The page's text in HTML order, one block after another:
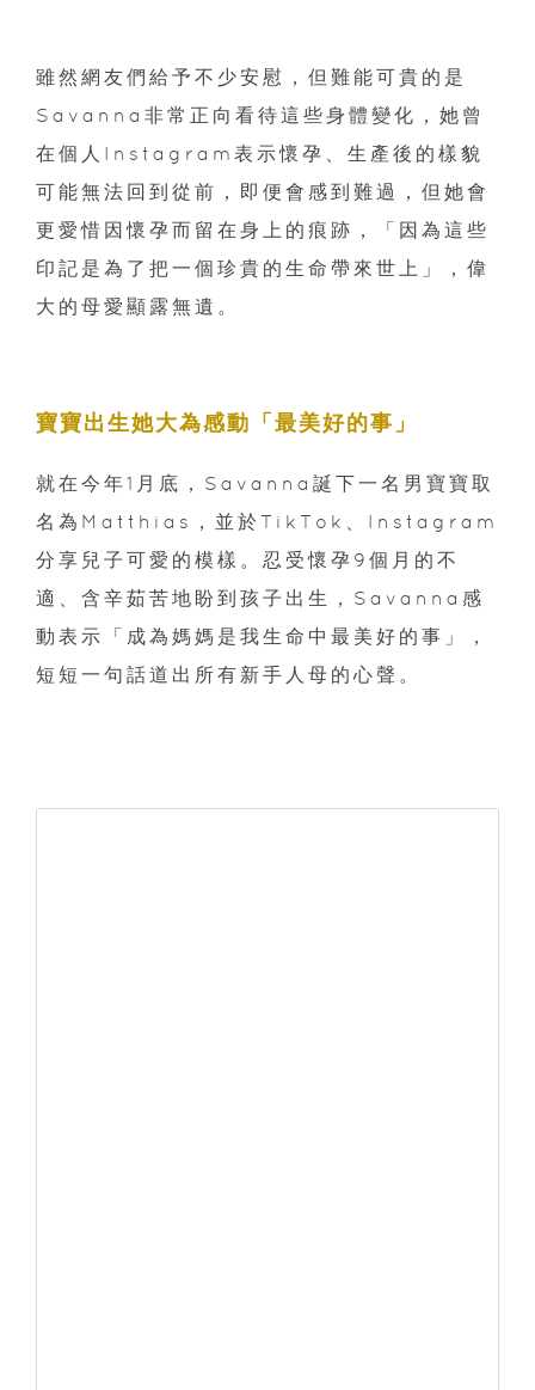
雖然網友們給予不少安慰，但難能可貴的是
Savanna非常正向看待這些身體變化，她曾
在個人Instagram表示懷孕、生產後的樣貌
可能無法回到從前，即便會感到難過，但她會
更愛惜因懷孕而留在身上的痕跡，「因為這些
印記是為了把一個珍貴的生命帶來世上」，偉
大的母愛顯露無遺。
寶寶出生她大為感動「最美好的事」
就在今年1月底，Savanna誕下一名男寶寶取
名為Matthias，並於TikTok、Instagram
分享兒子可愛的模樣。忍受懷孕9個月的不
適、含辛茹苦地盼到孩子出生，Savanna感
動表示「成為媽媽是我生命中最美好的事」，
短短一句話道出所有新手人母的心聲。